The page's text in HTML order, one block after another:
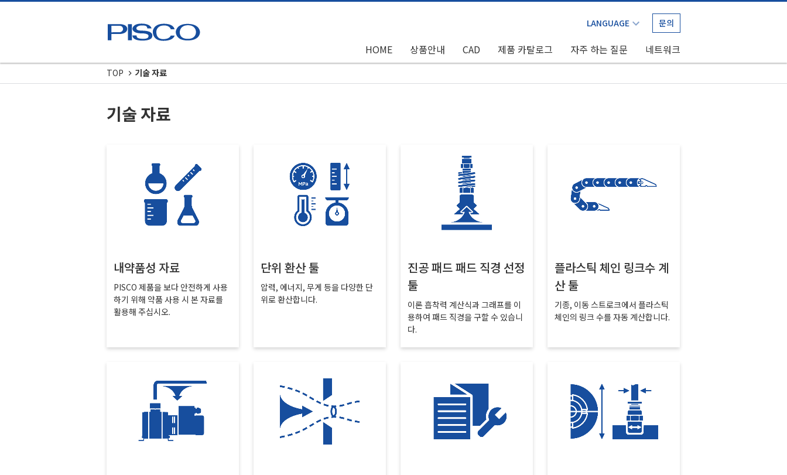
문의
HOME 상품안내 CAD 제품 카탈로그 자주 하는 질문 네트워크
TOP 기술 자료
기술 자료
내약품성 자료
PISCO 제품을 보다 안전하게 사용
하기 위해 약품 사용 시 본 자료를
활용해 주십시오.
단위 환산 툴
압력, 에너지, 무게 등을 다양한 단
위로 환산합니다.
진공 패드 패드 직경 선정
툴
이론 흡착력 계산식과 그래프를 이
용하여 패드 직경을 구할 수 있습니
다.
플라스틱 체인 링크수 계
산 툴
기종, 이동 스트로크에서 플라스틱
체인의 링크 수를 자동 계산합니다.